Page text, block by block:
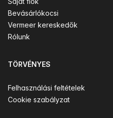
Bevásárlókocsi
Vermeer kereskedők
Rólunk
TÖRVÉNYES
Felhasználási feltételek
Cookie szabályzat